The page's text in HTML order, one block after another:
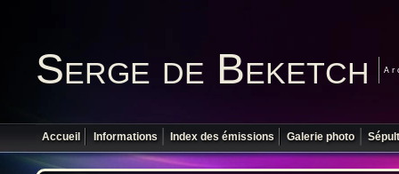
Serge de Beketch
Accueil Informations Index des émissions Galerie photo